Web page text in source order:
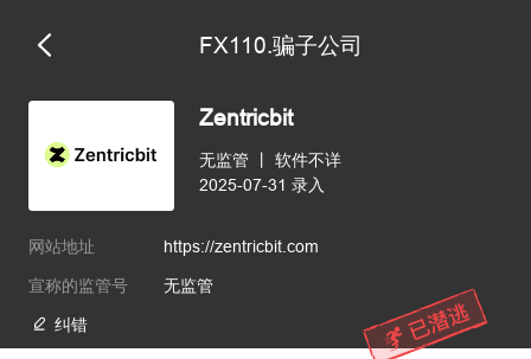
FX110.骗子公司
Zentricbit
无监管
软件不详
2025-07-31 录入
网站地址 https://zentricbit.com
宣称的监管号 无监管
纠错